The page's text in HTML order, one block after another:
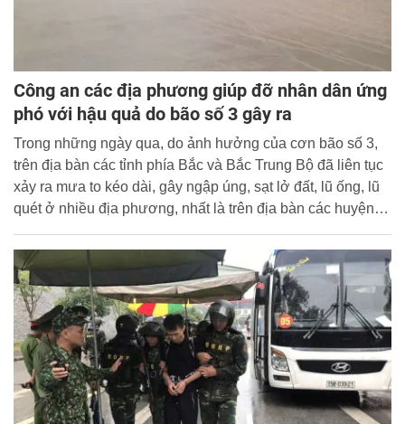
Công an các địa phương giúp đỡ nhân dân ứng
phó với hậu quả do bão số 3 gây ra
Trong những ngày qua, do ảnh hưởng của cơn bão số 3,
trên địa bàn các tỉnh phía Bắc và Bắc Trung Bộ đã liên tục
xảy ra mưa to kéo dài, gây ngập úng, sạt lở đất, lũ ống, lũ
quét ở nhiều địa phương, nhất là trên địa bàn các huyện
lượng Công an các đơn vị, địa phương đã nỗ lực quên
mình làm nhiệm vụ, giúp dân phòng, chống bão, giảm thiệt
hại đến mức thấp nhất do bão số 3 gây ra.